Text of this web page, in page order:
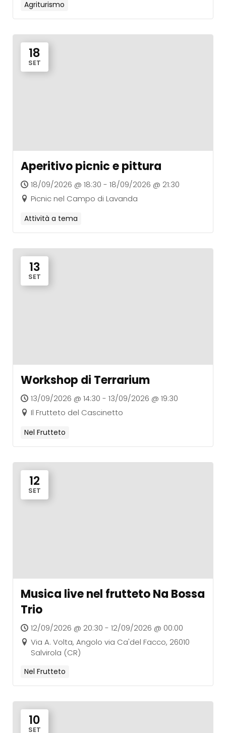
Agriturismo
18
SET
Aperitivo picnic e pittura
18/09/2026 @ 18:30 - 18/09/2026 @ 21:30
Picnic nel Campo di Lavanda
Attività a tema
13
SET
Workshop di Terrarium
13/09/2026 @ 14:30 - 13/09/2026 @ 19:30
Il Frutteto del Cascinetto
Nel Frutteto
12
SET
Musica live nel frutteto Na Bossa
Trio
12/09/2026 @ 20:30 - 12/09/2026 @ 00:00
Via A. Volta, Angolo via Ca'del Facco, 26010
Salvirola (CR)
Nel Frutteto
10
SET